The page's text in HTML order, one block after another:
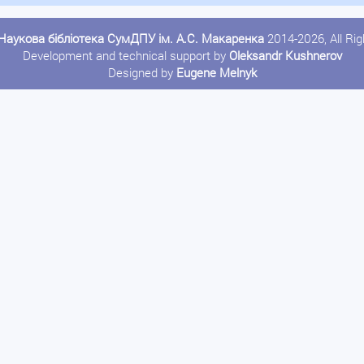
бібліотека СумДПУ ім. А.С. Макаренка 2014-2026, All
Development and technical support by Oleksandr Kushnerov
Designed by Eugene Melnyk